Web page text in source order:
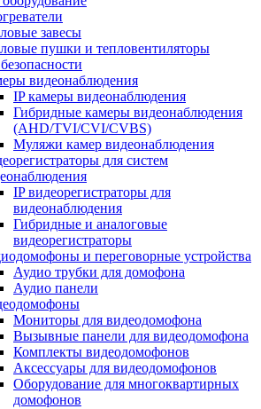
завесы
пушки и тепловентиляторы
видеонаблюдения
IP камеры видеонаблюдения
Гибридные камеры видеонаблюдения
(AHD/TVI/CVI/CVBS)
Муляжи камер видеонаблюдения
для систем
IP видеорегистраторы для
видеонаблюдения
Гибридные и аналоговые
видеорегистраторы
и переговорные устройства
Аудио трубки для домофона
Аудио панели
Мониторы для видеодомофона
Вызывные панели для видеодомофона
Комплекты видеодомофонов
Аксессуары для видеодомофонов
Оборудование для многоквартирных
домофонов